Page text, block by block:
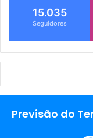
15.035
Seguidores
Previsão do